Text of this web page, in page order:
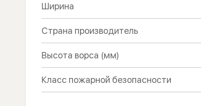
Ширина
Страна производитель
Высота ворса (мм)
Класс пожарной безопасности